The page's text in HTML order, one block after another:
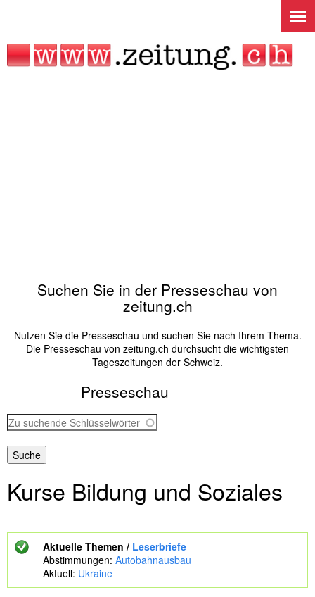
Suchen Sie in der Presseschau von
zeitung.ch
Nutzen Sie die Presseschau und suchen Sie nach Ihrem Thema.
Die Presseschau von zeitung.ch durchsucht die wichtigsten
Tageszeitungen der Schweiz.
Presseschau
Z
u
s
u
h
eKurse Bildung und Soziales
Aktuelle Themen / Leserbriefe
Abstimmungen: Autobahnausbau
Aktuell: Ukraine